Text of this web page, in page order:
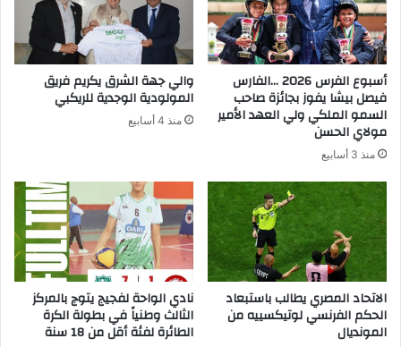
أسبوع الفرس 2026 …الفارس
فيصل بيشا يفوز بجائزة صاحب
السمو الملكي ولي العهد الأمير
مولاي الحسن
منذ 3 أسابيع
والي جهة الشرق يكريم فريق
المولودية الوجدية للريكبي
منذ 4 أسابيع
الاتحاد المصري يطالب باستبعاد
الحكم الفرنسي لوتيكسييه من
المونديال
نادي الواحة لفجيج يتوج بالمركز
الثالث وطنياً في بطولة الكرة
الطائرة لفئة أقل من 18 سنة